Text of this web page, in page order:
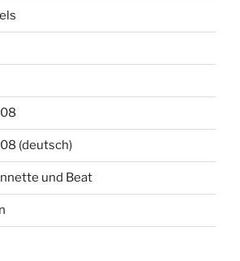
(deutsch)
und Beat